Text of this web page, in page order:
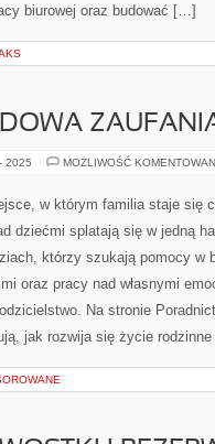
biurowej oraz budować […]
2025 MOŻLIWOŚĆ
w którym familia staje się
dziećmi splatają się w jedną
którzy szukają pomocy w
oraz pracy nad własnymi
Na stronie
jak rozwija się życie